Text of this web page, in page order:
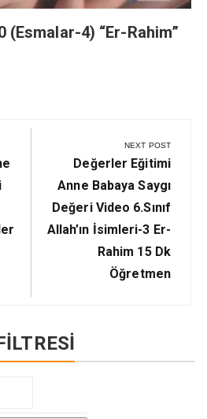
(Esmalar-4) “Er-Rahim”
NEXT POST
Next
Post:
Değerler Eğitimi
Anne Babaya Saygı
Değeri Video 6.Sınıf
Allah’ın İsimleri-3 Er-
Rahim 15 Dk
Öğretmen